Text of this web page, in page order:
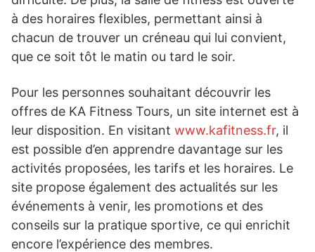
à des horaires flexibles, permettant ainsi à
chacun de trouver un créneau qui lui convient,
que ce soit tôt le matin ou tard le soir.
Pour les personnes souhaitant découvrir les
offres de KA Fitness Tours, un site internet est à
leur disposition. En visitant www.kafitness.fr, il
est possible d’en apprendre davantage sur les
activités proposées, les tarifs et les horaires. Le
site propose également des actualités sur les
événements à venir, les promotions et des
conseils sur la pratique sportive, ce qui enrichit
encore l’expérience des membres.